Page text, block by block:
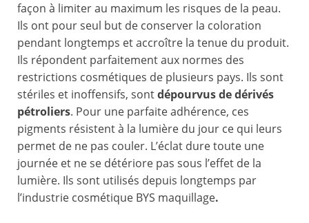
façon à limiter au maximum les risques de la peau.
Ils ont pour seul but de conserver la coloration
pendant longtemps et accroître la tenue du produit.
Ils répondent parfaitement aux normes des
restrictions cosmétiques de plusieurs pays. Ils sont
stériles et inoffensifs, sontdépourvus de dérivés
pétroliers. Pour une parfaite adhérence, ces
pigments résistent à la lumière du jour ce qui leurs
permet de ne pas couler. L’éclat dure toute une
journée et ne se détériore pas sous l’effet de la
lumière. Ils sont utilisés depuis longtemps par
l’industrie cosmétique BYS maquillage.